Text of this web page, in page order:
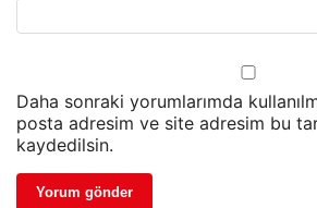
Daha sonraki yorumlarımda
posta adresim ve site adresim bu
kaydedilsin.